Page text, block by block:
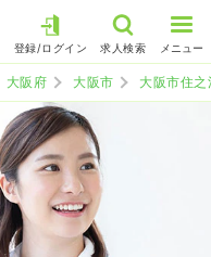
登録/ログイン 求人検索 メニュー
大阪府 大阪市 大阪市住之